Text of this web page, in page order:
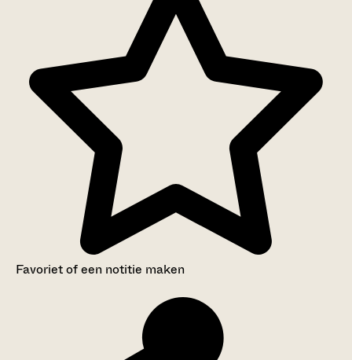
Eigendom, bezit en belastingen
Favoriet of een notitie maken